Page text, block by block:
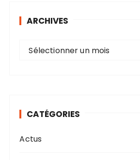
ARCHIVES
e
Sélectionner un mois
CATÉGORIES
Actus